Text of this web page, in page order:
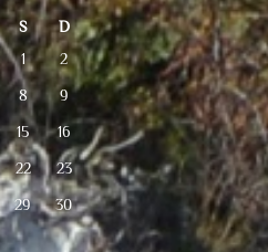
S
D
1
2
8 9
15 16
22 23
29 30